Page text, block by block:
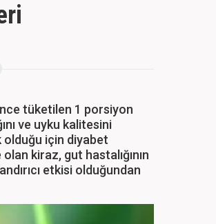
tüketilen 1 porsiyon
ve uyku kalitesini
olduğu için diyabet
kiraz, gut hastalığının
etkisi olduğundan